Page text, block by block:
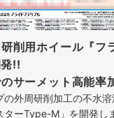
削用ホイール『フ
!!
サーメット高能率
外周研削加工の不水
ーType-M」を開発し